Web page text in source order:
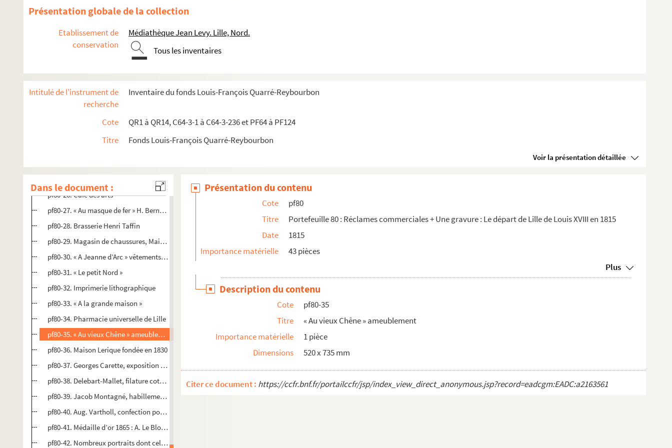
Présentation globale de la collection
Etablissement de
conservation
Médiathèque Jean Levy. Lille, Nord.
Tous les inventaires
Intitulé de l'instrument de
recherche
Inventaire du fonds Louis-François Quarré-Reybourbon
Cote
QR1 à QR14, C64-3-1 à C64-3-236 et PF64 à PF124
Titre
Fonds Louis-François Quarré-Reybourbon
Voir la présentation détaillée
Dans le document :
pf80-14. Maison Dewachter Frères, vêtements confectionnés
pf80-16. Au bon marché, confection et costumes
pf80-17. Pharmacie universelle A. Bregeard
pf80-20. Au gagne petit, maison Douez-Chapellier
pf80-21. « A la botte garantie » fabrique de chaussures, Maison L. Couvain
pf80-25. Dupont-Delplanque Marchand de charbon.
pf80-26. Café des arts
pf80-27. « Au masque de fer » H. Bernard-Laufmann, draperie
pf80-28. Brasserie Henri Taffin
pf80-29. Magasin de chaussures, Maison Lecomte
pf80-30. « A Jeanne d’Arc » vêtements sur mesure
pf80-31. « Le petit Nord »
pf80-32. Imprimerie lithographique
pf80-33. « A la grande maison »
pf80-34. Pharmacie universelle de Lille
pf80-35. « Au vieux Chêne » ameublement
pf80-36. Maison Lerique fondée en 1830
pf80-37. Georges Carette, exposition pour cadeaux ; Thonet Frères, meubles
pf80-38. Delebart-Mallet, filature coton Fives-Lille
pf80-39. Jacob Montagné, habillement confection
pf80-40. Aug. Vartholl, confection pour hommes, jeunes personnes et enfants
pf80-41. Médaille d’or 1865 : A. Le Blondel. Membre de l’Académie Nationale. Rue du Cirque, près de Notre-Dam...
pf80-42. Nombreux portraits dont celui de Louis XVIII
Présentation du contenu
Cote
pf80
Titre
Portefeuille 80 : Réclames commerciales + Une gravure : Le départ de Lille de Louis XVIII en 1815
Date
1815
Importance matérielle
43 pièces
Plus
Description du contenu
Cote
pf80-35
Titre
« Au vieux Chêne » ameublement
Importance matérielle
1 pièce
Dimensions
520 x 735 mm
Citer ce document : https://ccfr.bnf.fr/portailccfr/jsp/index_view_direct_anonymous.jsp?record=eadcgm:EADC:a2163561